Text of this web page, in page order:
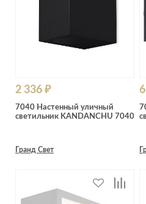
2 336 ₽
7040 Настенный уличный
светильник KANDANCHU 7040
Гранд Свет